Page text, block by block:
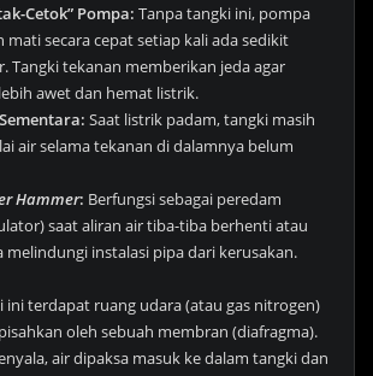
Cetok” Pompa: Tanpa tangki ini, pompa
mati secara cepat setiap kali ada sedikit
Tangki tekanan memberikan jeda agar
awet dan hemat listrik.
Saat listrik padam, tangki masih
air selama tekanan di dalamnya belum
Hammer: Berfungsi sebagai peredam
saat aliran air tiba-tiba berhenti atau
melindungi instalasi pipa dari kerusakan.
ini terdapat ruang udara (atau gas nitrogen)
oleh sebuah membran (diafragma).
air dipaksa masuk ke dalam tangki dan